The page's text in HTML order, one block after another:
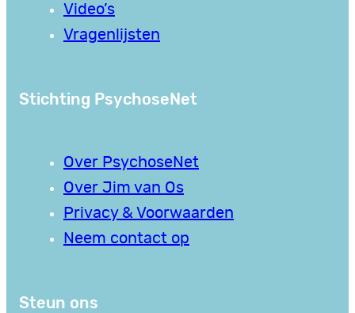
Video’s
Vragenlijsten
Stichting PsychoseNet
Over PsychoseNet
Over Jim van Os
Privacy & Voorwaarden
Neem contact op
Steun ons